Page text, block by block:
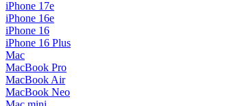
iPhone 17e
iPhone 16e
iPhone 16
iPhone 16 Plus
Mac
MacBook Pro
MacBook Air
MacBook Neo